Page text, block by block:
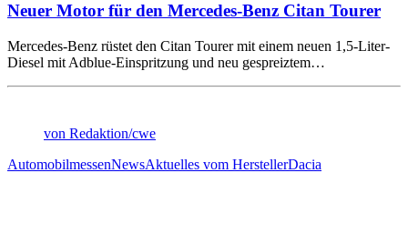
Neuer Motor für den Mercedes-Benz Citan Tourer
Mercedes-Benz rüstet den Citan Tourer mit einem neuen 1,5-Liter-
Diesel mit Adblue-Einspritzung und neu gespreiztem…
von Redaktion/cwe
AutomobilmessenNewsAktuelles vom HerstellerDacia